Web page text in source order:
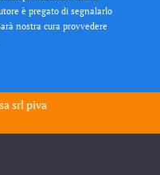
è pregato di segnalarlo
nostra cura provvedere
srlpiva